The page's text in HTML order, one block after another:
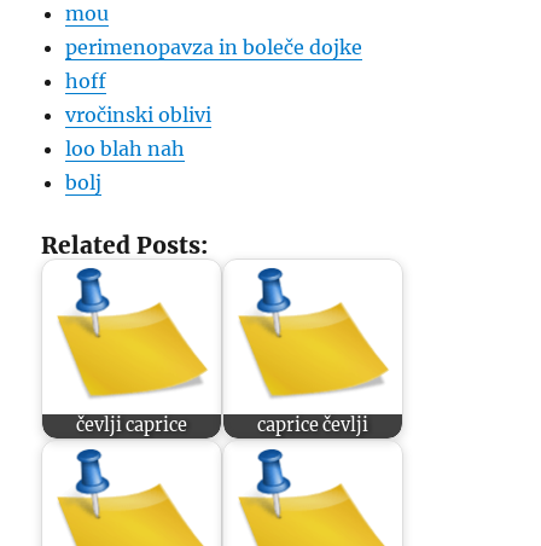
mou
perimenopavza in boleče dojke
hoff
vročinski oblivi
loo blah nah
bolj
Related Posts:
čevlji caprice caprice čevlji